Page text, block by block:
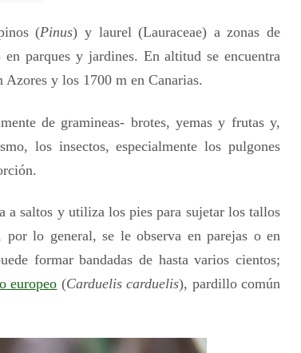
(Pinus) y laurel (Lauraceae) a zonas de
parques y jardines. En altitud se encuentra
y los 1700 m en Canarias.
de gramineas- brotes, yemas y frutas y,
los insectos, especialmente los pulgones
a saltos y utiliza los pies para sujetar los tallos
lo general, se le observa en parejas o en
formar bandadas de hasta varios cientos;
europeo (Carduelis carduelis), pardillo común